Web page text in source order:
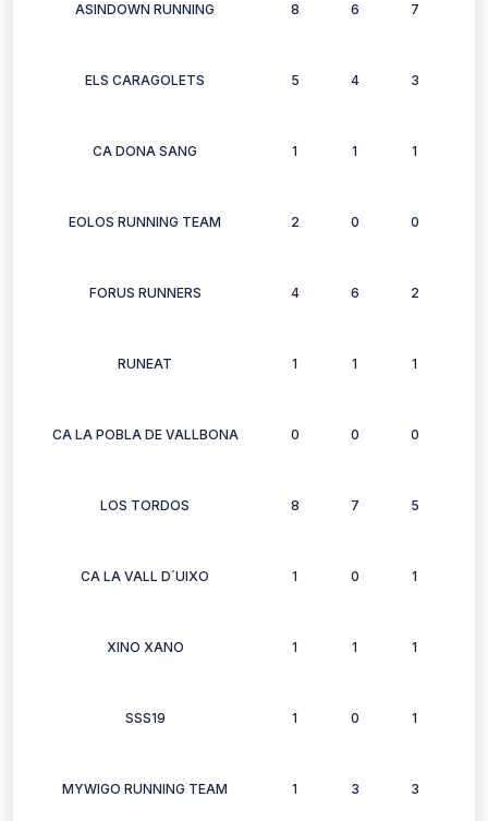
ASINDOWN RUNNING 8 6 7
ELS CARAGOLETS 5 4 3
CA DONA SANG 1 1 1
EOLOS RUNNING TEAM 2 0 0
FORUS RUNNERS 4 6 2
RUNEAT 1 1 1
CA LA POBLA DE VALLBONA 0 0 0
LOS TORDOS 8 7 5
CA LA VALL D´UIXO 1 0 1
XINO XANO 1 1 1
SSS19 1 0 1
MYWIGO RUNNING TEAM 1 3 3